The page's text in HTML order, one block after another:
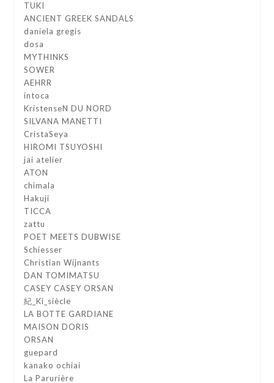
TUKI
ANCIENT GREEK SANDALS
daniela gregis
dosa
MYTHINKS
SOWER
AEHRR
intoca
KristenseN DU NORD
SILVANA MANETTI
CristaSeya
HIROMI TSUYOSHI
jai atelier
ATON
chimala
Hakuji
TICCA
zattu
POET MEETS DUBWISE
Schiesser
Christian Wijnants
DAN TOMIMATSU
CASEY CASEY ORSAN
紀_Ki_siècle
LA BOTTE GARDIANE
MAISON DORIS
ORSAN
guepard
kanako ochiai
La Parurière